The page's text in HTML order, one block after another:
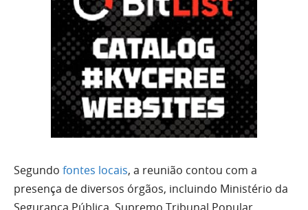
Segundo fontes locais, a reunião contou com a
presença de diversos órgãos, incluindo Ministério da
Segurança Pública, Supremo Tribunal Popular,